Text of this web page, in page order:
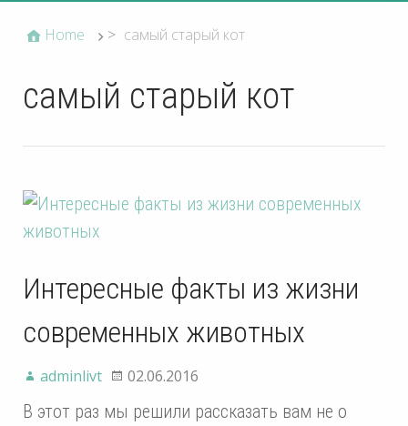
Home > самый старый кот
самый старый кот
Интересные факты из жизни
современных животных
adminlivt 02.06.2016
В этот раз мы решили рассказать вам не о